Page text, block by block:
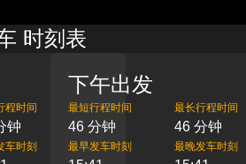
时刻表
程时间
钟
车时刻
下午出发
最短行程时间
46 分钟
最长行程时间
46 分钟
最早发车时刻 最晚发车时刻